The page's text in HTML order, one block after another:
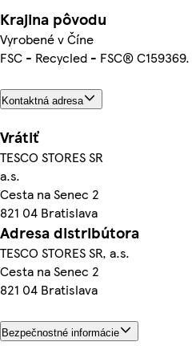
Krajina pôvodu
Vyrobené v Číne
FSC - Recycled - FSC® C159369.
Kontaktná adresa
Vrátiť
TESCO STORES SR
a.s.
Cesta na Senec 2
821 04 Bratislava
Adresa distribútora
TESCO STORES SR, a.s.
Cesta na Senec 2
821 04 Bratislava
Bezpečnostné informácie